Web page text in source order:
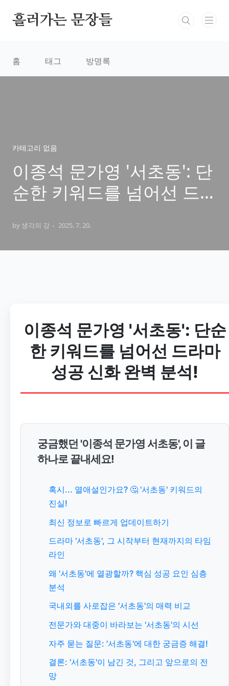
흘러가는 문장들
홈 태그 방명록
카테고리 없음
이종석 문가영 '서초동': 단
순한 키워드를 넘어선 드
by 생각의 강 2025. 7. 20.
이종석 문가영 '서초동': 단순
한 키워드를 넘어선 드라마
성공 신화 완벽 분석!
궁금했던 '이종석 문가영 서초동', 이 글
하나로 끝내세요!
혹시... 열애설인가요? 🤔 '서초동' 키워드의
진실!
최신 정보로 빠르게 업데이트하기
드라마 '서초동', 그 시작부터 현재까지의 타임
라인
왜 '서초동'에 열광할까? 핵심 성공 요인 심층
분석
국내외를 사로잡은 '서초동'의 매력 비교
전문가와 대중이 바라보는 '서초동'의 시선
자주 묻는 질문: '서초동'에 대한 궁금증 해결!
결론: '서초동'이 남긴 것, 그리고 앞으로의 전
망